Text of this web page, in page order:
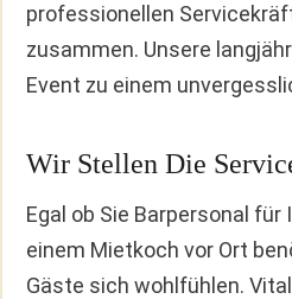
professionellen
zusammen. Unsere
Event zu einem
Wir Stellen Die
Egal ob Sie Barpersonal
einem Mietkoch vor Ort
Gäste sich wohlfühlen.